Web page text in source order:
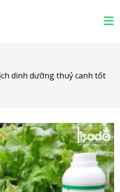
dinh dưỡng thuỷ canh tốt